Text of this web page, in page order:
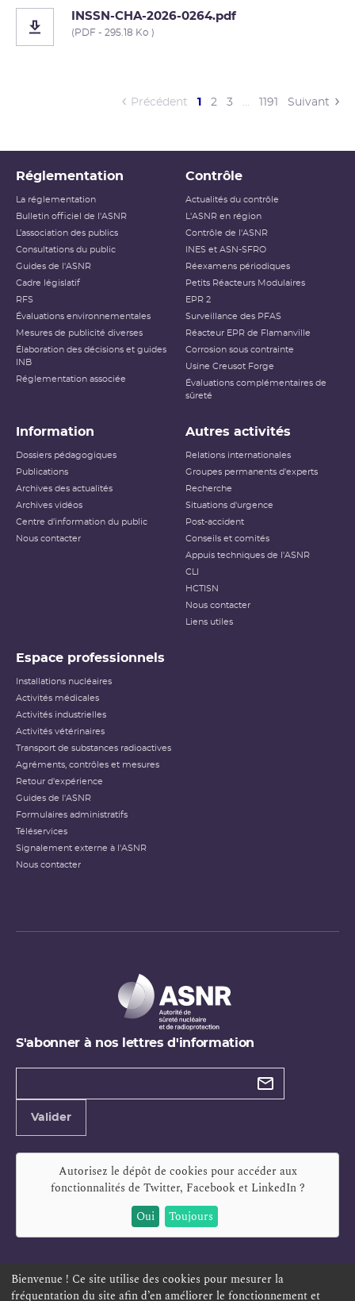
INSSN-CHA-2026-0264.pdf
(PDF - 295.18 Ko )
Précédent 1 (current)
2 3 … 1191 Suivant
Réglementation
La réglementation
Bulletin officiel de l'ASNR
L’association des publics
Consultations du public
Guides de l'ASNR
Cadre législatif
RFS
Évaluations environnementales
Mesures de publicité diverses
Élaboration des décisions et guides
INB
Réglementation associée
Contrôle
Actualités du contrôle
L'ASNR en région
Contrôle de l'ASNR
INES et ASN-SFRO
Réexamens périodiques
Petits Réacteurs Modulaires
EPR 2
Surveillance des PFAS
Réacteur EPR de Flamanville
Corrosion sous contrainte
Usine Creusot Forge
Évaluations complémentaires de
sûreté
Information
Dossiers pédagogiques
Publications
Archives des actualités
Archives vidéos
Centre d'information du public
Nous contacter
Autres activités
Relations internationales
Groupes permanents d'experts
Recherche
Situations d'urgence
Post-accident
Conseils et comités
Appuis techniques de l'ASNR
CLI
HCTISN
Nous contacter
Liens utiles
Espace professionnels
Installations nucléaires
Activités médicales
Activités industrielles
Activités vétérinaires
Transport de substances radioactives
Agréments, contrôles et mesures
Retour d'expérience
Guides de l'ASNR
Formulaires administratifs
Téléservices
Signalement externe à l'ASNR
Nous contacter
S'abonner à nos lettres d'information
Types de
Valider
Autorisez le dépôt de cookies pour accéder aux
fonctionnalités de Twitter, Facebook et LinkedIn?
Oui
Toujours
ESPACE PERSONNEL OFFRES D'EMPLOI SIGNALEMENT
Bienvenue ! Ce site utilise des cookies pour mesurer la
fréquentation du site afin d’en améliorer le fonctionnement et